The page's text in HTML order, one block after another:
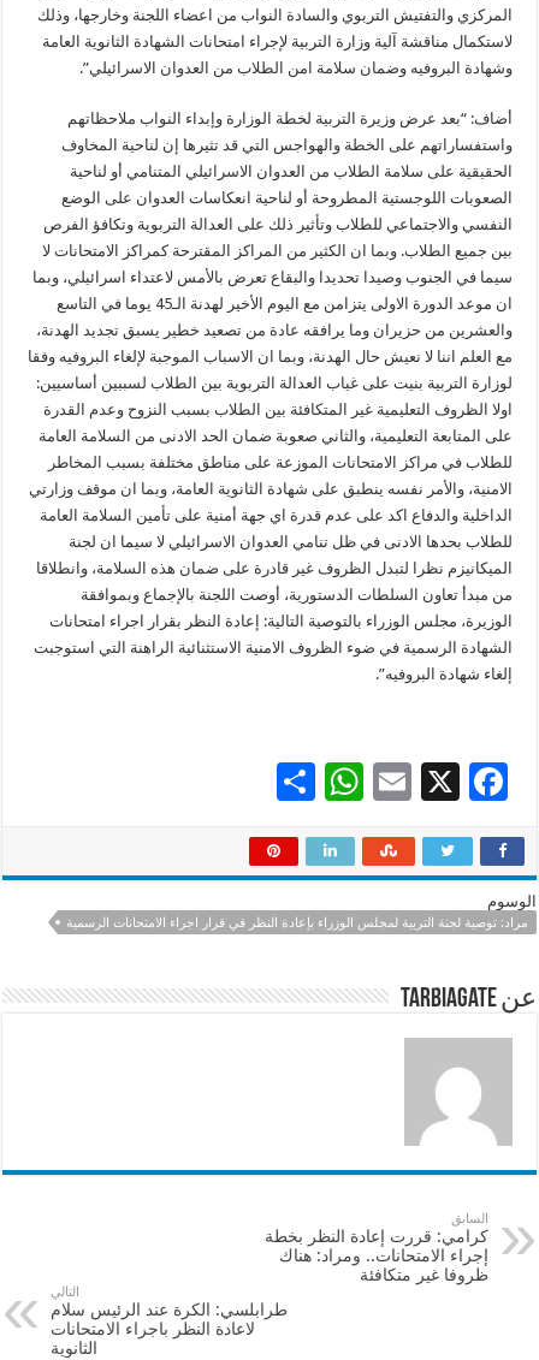
المركزي والتفتيش التربوي والسادة النواب من اعضاء اللجنة وخارجها، وذلك
لاستكمال مناقشة آلية وزارة التربية لإجراء امتحانات الشهادة الثانوية العامة
وشهادة البروفيه وضمان سلامة امن الطلاب من العدوان الاسرائيلي”.
أضاف: “بعد عرض وزيرة التربية لخطة الوزارة وإبداء النواب ملاحظاتهم
واستفساراتهم على الخطة والهواجس التي قد تثيرها إن لناحية المخاوف
الحقيقية على سلامة الطلاب من العدوان الاسرائيلي المتنامي أو لناحية
الصعوبات اللوجستية المطروحة أو لناحية انعكاسات العدوان على الوضع
النفسي والاجتماعي للطلاب وتأثير ذلك على العدالة التربوية وتكافؤ الفرص
بين جميع الطلاب. وبما ان الكثير من المراكز المقترحة كمراكز الامتحانات لا
سيما في الجنوب وصيدا تحديدا والبقاع تعرض بالأمس لاعتداء اسرائيلي، وبما
ان موعد الدورة الاولى يتزامن مع اليوم الأخير لهدنة الـ45 يوما في التاسع
والعشرين من حزيران وما يرافقه عادة من تصعيد خطير يسبق تجديد الهدنة،
مع العلم اننا لا نعيش حال الهدنة، وبما ان الاسباب الموجبة لإلغاء البروفيه وفقا
لوزارة التربية بنيت على غياب العدالة التربوية بين الطلاب لسببين أساسيين:
اولا الظروف التعليمية غير المتكافئة بين الطلاب بسبب النزوح وعدم القدرة
على المتابعة التعليمية، والثاني صعوبة ضمان الحد الادنى من السلامة العامة
للطلاب في مراكز الامتحانات الموزعة على مناطق مختلفة بسبب المخاطر
الامنية، والأمر نفسه ينطبق على شهادة الثانوية العامة، وبما ان موقف وزارتي
الداخلية والدفاع اكد على عدم قدرة اي جهة أمنية على تأمين السلامة العامة
للطلاب بحدها الادنى في ظل تنامي العدوان الاسرائيلي لا سيما ان لجنة
الميكانيزم نظرا لتبدل الظروف غير قادرة على ضمان هذه السلامة، وانطلاقا
من مبدأ تعاون السلطات الدستورية، أوصت اللجنة بالإجماع وبموافقة
الوزيرة، مجلس الوزراء بالتوصية التالية: إعادة النظر بقرار اجراء امتحانات
الشهادة الرسمية في ضوء الظروف الامنية الاستثنائية الراهنة التي استوجبت
إلغاء شهادة البروفيه”.
F
e
o
k
X
E
ai
W
at
p
ar
الوسوم
مراد: توصية لجنة التربية لمجلس الوزراء بإعادة النظر في قرار اجراء الامتحانات الرسمية
عن tarbiagate
السابق
كرامي: قررت إعادة النظر بخطة
إجراء الامتحانات.. ومراد: هناك
ظروفا غير متكافئة
التالي
طرابلسي: الكرة عند الرئيس سلام
لاعادة النظر باجراء الامتحانات
الثانوية